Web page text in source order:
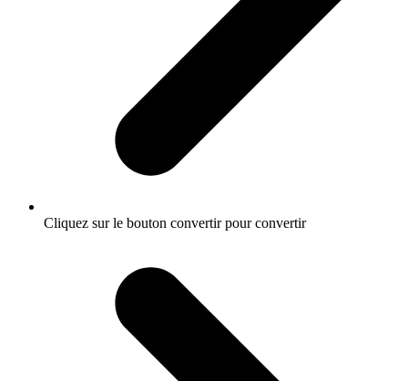
Cliquez sur le bouton convertir pour convertir